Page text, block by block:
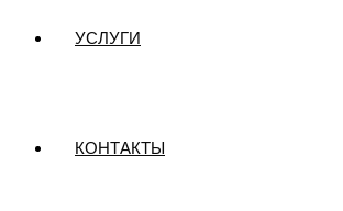
УСЛУГИ
КОНТАКТЫ